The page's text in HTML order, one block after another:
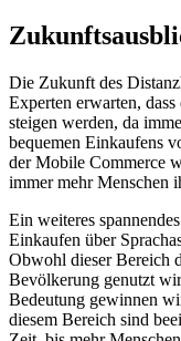
Die Zukunft des
Experten erwarten,
steigen werden, da
bequemen Einkaufens
der Mobile Commerce
immer mehr Menschen
Ein weiteres
Einkaufen über
Obwohl dieser Bereich
Bevölkerung genutzt
Bedeutung gewinnen
diesem Bereich sind